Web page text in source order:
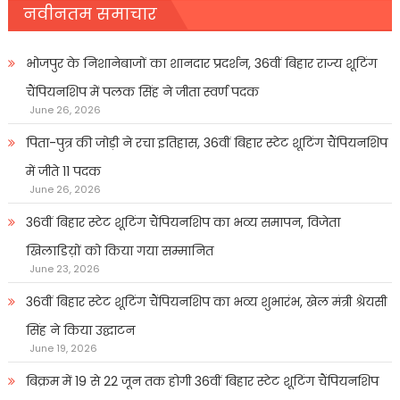
नवीनतम समाचार
भोजपुर के निशानेबाजों का शानदार प्रदर्शन, 36वीं बिहार राज्य शूटिंग
चैंपियनशिप में पलक सिंह ने जीता स्वर्ण पदक
June 26, 2026
पिता-पुत्र की जोड़ी ने रचा इतिहास, 36वीं बिहार स्टेट शूटिंग चैंपियनशिप
में जीते 11 पदक
June 26, 2026
36वीं बिहार स्टेट शूटिंग चैंपियनशिप का भव्य समापन, विजेता
खिलाडिय़ों को किया गया सम्मानित
June 23, 2026
36वीं बिहार स्टेट शूटिंग चैंपियनशिप का भव्य शुभारंभ, खेल मंत्री श्रेयसी
सिंह ने किया उद्घाटन
June 19, 2026
बिक्रम में 19 से 22 जून तक होगी 36वीं बिहार स्टेट शूटिंग चैंपियनशिप